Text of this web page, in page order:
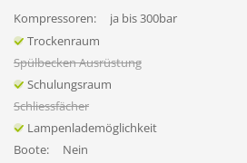
Kompressoren:
ja bis 300bar
Trockenraum
Spülbecken Ausrüstung
Schulungsraum
Schliessfächer
Lampenlademöglichkeit
Boote:
Nein